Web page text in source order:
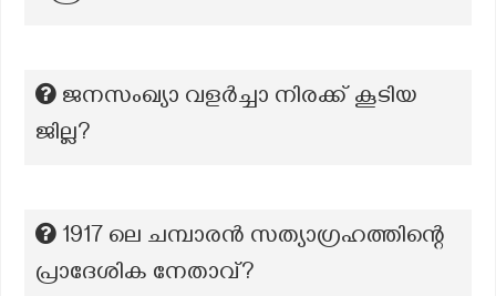
ജനസംഖ്യാ വളർച്ചാ നിരക്ക് കൂടിയ
ജില്ല?
1917 ലെ ചമ്പാരൻ സത്യാഗ്രഹത്തിന്റെ
പ്രാദേശിക നേതാവ്?